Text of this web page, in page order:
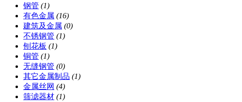
钢管 (1)
有色金属 (16)
建筑及金属 (0)
不锈钢管 (1)
刨花板 (1)
铜管 (1)
无缝钢管 (0)
其它金属制品 (1)
金属丝网 (4)
筛滤器材 (1)